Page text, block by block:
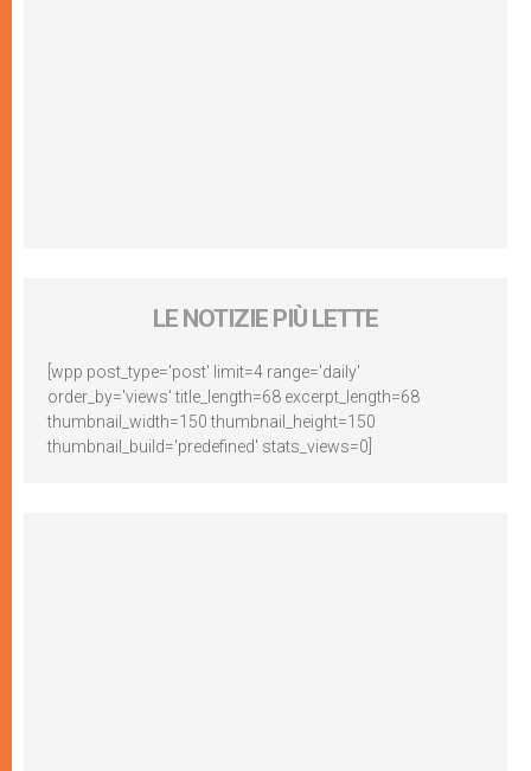
LE NOTIZIE PIÙ LETTE
[wpp post_type='post' limit=4 range='daily'
order_by='views' title_length=68 excerpt_length=68
thumbnail_width=150 thumbnail_height=150
thumbnail_build='predefined' stats_views=0]